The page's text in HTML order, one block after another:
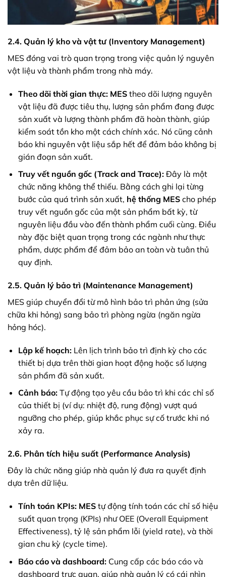
2.4. Quản lý kho và vật tư (Inventory Management)
MES đóng vai trò quan trọng trong việc quản lý nguyên
vật liệu và thành phẩm trong nhà máy.
Theo dõi thời gian thực: MEStheo dõi lượng nguyên
vật liệu đã được tiêu thụ, lượng sản phẩm đang được
sản xuất và lượng thành phẩm đã hoàn thành, giúp
kiểm soát tồn kho một cách chính xác. Nó cũng cảnh
báo khi nguyên vật liệu sắp hết để đảm bảo không bị
gián đoạn sản xuất.
Truy vết nguồn gốc (Track and Trace):Đây là một
chức năng không thể thiếu. Bằng cách ghi lại từng
bước của quá trình sản xuất, hệ thống MEScho phép
truy vết nguồn gốc của một sản phẩm bất kỳ, từ
nguyên liệu đầu vào đến thành phẩm cuối cùng. Điều
này đặc biệt quan trọng trong các ngành như thực
phẩm, dược phẩm để đảm bảo an toàn và tuân thủ
quy định.
2.5. Quản lý bảo trì (Maintenance Management)
MES giúp chuyển đổi từ mô hình bảo trì phản ứng (sửa
chữa khi hỏng) sang bảo trì phòng ngừa (ngăn ngừa
hỏng hóc).
Lập kế hoạch:Lên lịch trình bảo trì định kỳ cho các
thiết bị dựa trên thời gian hoạt động hoặc số lượng
sản phẩm đã sản xuất.
Cảnh báo:Tự động tạo yêu cầu bảo trì khi các chỉ số
của thiết bị (ví dụ: nhiệt độ, rung động) vượt quá
ngưỡng cho phép, giúp khắc phục sự cố trước khi nó
xảy ra.
2.6. Phân tích hiệu suất (Performance Analysis)
Đây là chức năng giúp nhà quản lý đưa ra quyết định
dựa trên dữ liệu.
Tính toán KPIs: MEStự động tính toán các chỉ số hiệu
suất quan trọng (KPIs) như OEE (Overall Equipment
Effectiveness), tỷ lệ sản phẩm lỗi (yield rate), và thời
gian chu kỳ (cycle time).
Báo cáo và dashboard:Cung cấp các báo cáo và
dashboard trực quan, giúp nhà quản lý có cái nhìn